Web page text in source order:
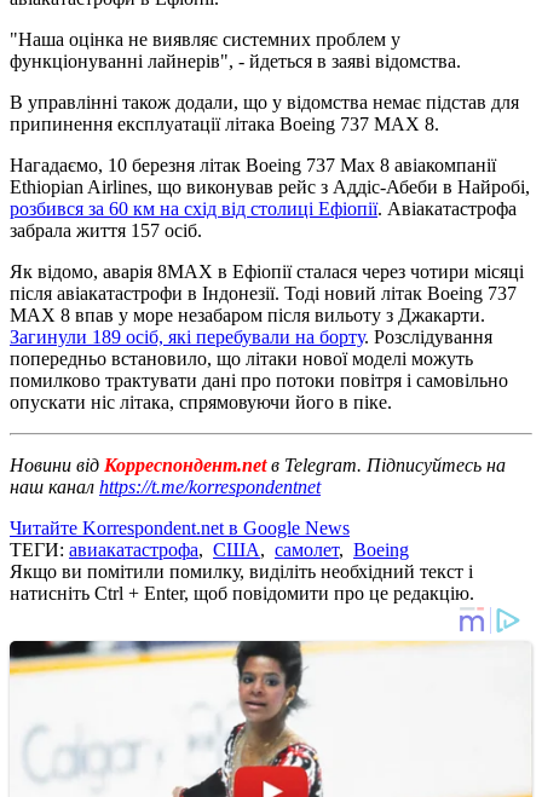
"Наша оцінка не виявляє системних проблем у
функціонуванні лайнерів", - йдеться в заяві відомства.
В управлінні також додали, що у відомства немає підстав для
припинення експлуатації літака Boeing 737 MAX 8.
Нагадаємо, 10 березня літак Boeing 737 Max 8 авіакомпанії
Ethiopian Airlines, що виконував рейс з Аддіс-Абеби в Найробі,
розбився за 60 км на схід від столиці Ефіопії. Авіакатастрофа
забрала життя 157 осіб.
Як відомо, аварія 8МАХ в Ефіопії сталася через чотири місяці
після авіакатастрофи в Індонезії. Тоді новий літак Boeing 737
MAX 8 впав у море незабаром після вильоту з Джакарти.
Загинули 189 осіб, які перебували на борту. Розслідування
попередньо встановило, що літаки нової моделі можуть
помилково трактувати дані про потоки повітря і самовільно
опускати ніс літака, спрямовуючи його в піке.
Новини від Корреспондент.netв Telegram. Підписуйтесь на
наш канал https://t.me/korrespondentnet
Читайте Korrespondent.net в Google News
ТЕГИ: авиакатастрофа, США, самолет, Boeing
Якщо ви помітили помилку, виділіть необхідний текст і
натисніть Ctrl + Enter, щоб повідомити про це редакцію.